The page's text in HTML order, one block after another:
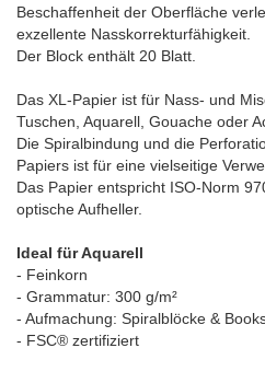
Beschaffenheit der Oberfläche
exzellente Nasskorrekturfähigkeit.
Der Block enthält 20 Blatt.
Das XL-Papier ist für Nass- und
Tuschen, Aquarell, Gouache oder
Die Spiralbindung und die
Papiers ist für eine vielseitige
Das Papier entspricht ISO-Norm
optische Aufheller.
Ideal für Aquarell
- Feinkorn
- Grammatur: 300 g/m²
- Aufmachung: Spiralblöcke &
- FSC® zertifiziert